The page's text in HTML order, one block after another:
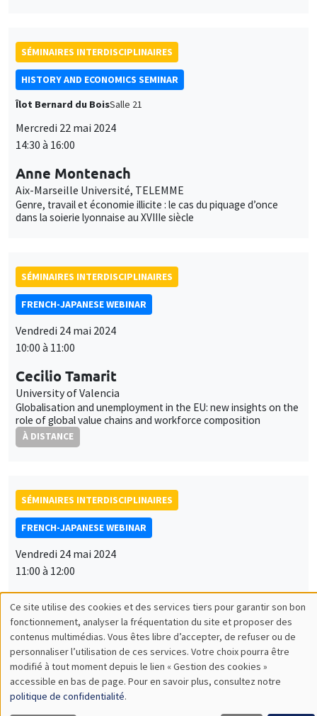
SÉMINAIRES INTERDISCIPLINAIRES
HISTORY AND ECONOMICS SEMINAR
Îlot Bernard du BoisSalle 21
Mercredi 22 mai 2024
14:30 à 16:00
Anne Montenach
Aix-Marseille Université, TELEMME
Genre, travail et économie illicite : le cas du piquage d’once
dans la soierie lyonnaise au XVIIIe siècle
SÉMINAIRES INTERDISCIPLINAIRES
FRENCH-JAPANESE WEBINAR
Vendredi 24 mai 2024
10:00 à 11:00
Cecilio Tamarit
University of Valencia
Globalisation and unemployment in the EU: new insights on the
role of global value chains and workforce composition
À DISTANCE
SÉMINAIRES INTERDISCIPLINAIRES
FRENCH-JAPANESE WEBINAR
Vendredi 24 mai 2024
11:00 à 12:00
Yuki Masujima
Deloitte Tohmatsu Financial Advisory LLC
Drivers of Post-Pandemic Currency Movement: Recurring
Impacts of Sovereign Risks and Oil Prices
À DISTANCE